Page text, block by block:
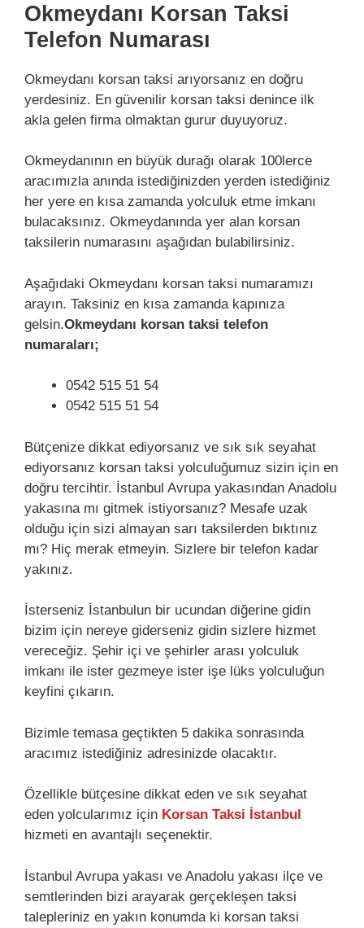
Okmeydanı Korsan Taksi
Telefon Numarası
Okmeydanı korsan taksi arıyorsanız en doğru
yerdesiniz. En güvenilir korsan taksi denince ilk
akla gelen firma olmaktan gurur duyuyoruz.
Okmeydanının en büyük durağı olarak 100lerce
aracımızla anında istediğinizden yerden istediğiniz
her yere en kısa zamanda yolculuk etme imkanı
bulacaksınız. Okmeydanında yer alan korsan
taksilerin numarasını aşağıdan bulabilirsiniz.
Aşağıdaki Okmeydanı korsan taksi numaramızı
arayın. Taksiniz en kısa zamanda kapınıza
gelsin.Okmeydanı korsan taksi telefon
numaraları;
0542 515 51 54
0542 515 51 54
Bütçenize dikkat ediyorsanız ve sık sık seyahat
ediyorsanız korsan taksi yolculuğumuz sizin için en
doğru tercihtir. İstanbul Avrupa yakasından Anadolu
yakasına mı gitmek istiyorsanız? Mesafe uzak
olduğu için sizi almayan sarı taksilerden bıktınız
mı? Hiç merak etmeyin. Sizlere bir telefon kadar
yakınız.
İsterseniz İstanbulun bir ucundan diğerine gidin
bizim için nereye giderseniz gidin sizlere hizmet
vereceğiz. Şehir içi ve şehirler arası yolculuk
imkanı ile ister gezmeye ister işe lüks yolculuğun
keyfini çıkarın.
Bizimle temasa geçtikten 5 dakika sonrasında
aracımız istediğiniz adresinizde olacaktır.
Özellikle bütçesine dikkat eden ve sık seyahat
eden yolcularımız için Korsan Taksi İstanbul
hizmeti en avantajlı seçenektir.
İstanbul Avrupa yakası ve Anadolu yakası ilçe ve
semtlerinden bizi arayarak gerçekleşen taksi
talepleriniz en yakın konumda ki korsan taksi